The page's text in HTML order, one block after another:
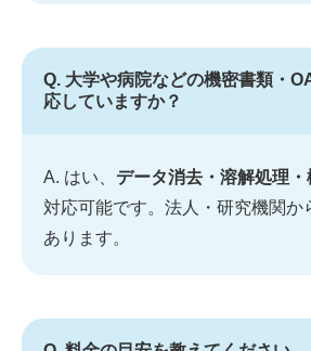
Q. 大学や病院などの機密書類・
応していますか？
A. はい、 データ消去・溶解処理
対応可能です。法人・研究機関か
あります。